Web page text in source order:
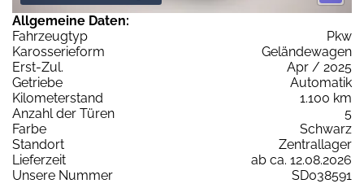
Allgemeine Daten:
Fahrzeugtyp
Pkw
Karosserieform
Geländewagen
Erst-Zul.
Apr / 2025
Getriebe
Automatik
Kilometerstand
1.100 km
Anzahl der Türen
5
Farbe
Schwarz
Standort
Zentrallager
Lieferzeit
ab ca. 12.08.2026
Unsere Nummer
SD038591